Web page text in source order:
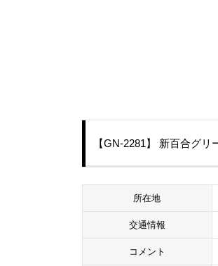
【GN-2281】 新百合グ
所在地
交通情報
コメント